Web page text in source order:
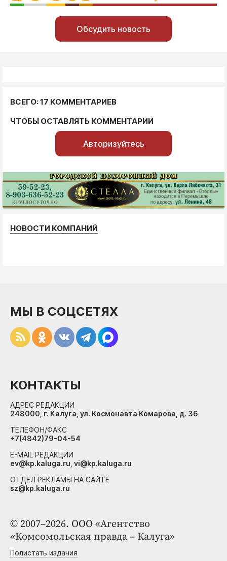
Обсудить новость
ВСЕГО: 17 КОММЕНТАРИЕВ
ЧТОБЫ ОСТАВЛЯТЬ КОММЕНТАРИИ
Авторизуйтесь
НОВОСТИ КОМПАНИЙ
© 2007–2026. ООО «Агентство
«Комсомольская правда – Калуга»
Полистать издания
МЫ В СОЦСЕТЯХ
КОНТАКТЫ
АДРЕС РЕДАКЦИИ
248000, г. Калуга, ул. Космонавта Комарова, д. 36
ТЕЛЕФОН/ФАКС
+7(4842)79-04-54
E-MAIL РЕДАКЦИИ
ev@kp.kaluga.ru, vi@kp.kaluga.ru
ОТДЕЛ РЕКЛАМЫ НА САЙТЕ
sz@kp.kaluga.ru